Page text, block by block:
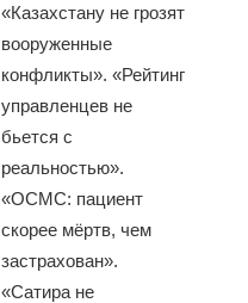
«Казахстану не грозят
вооруженные
конфликты». «Рейтинг
управленцев не
бьется с
реальностью».
«ОСМС: пациент
скорее мёртв, чем
застрахован».
«Сатира не